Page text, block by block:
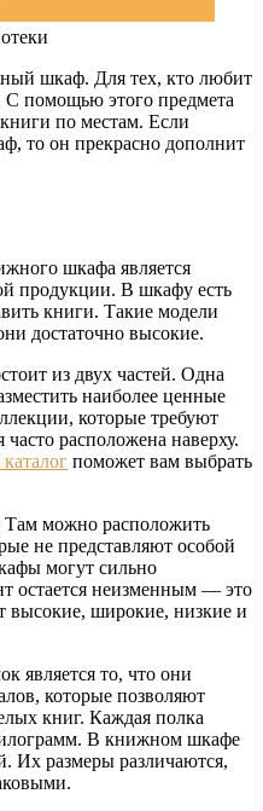
шкаф. Для тех, кто любит
С помощью этого предмета
по местам. Если
то он прекрасно дополнит
шкафа является
продукции. В шкафу есть
книги. Такие модели
достаточно высокие.
из двух частей. Одна
наиболее ценные
которые требуют
расположена наверху.
поможет вам выбрать
Там можно расположить
не представляют особой
могут сильно
остается неизменным — это
широкие, низкие и
является то, что они
которые позволяют
книг. Каждая полка
В книжном шкафе
Их размеры различаются,